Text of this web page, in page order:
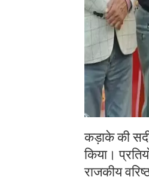
कड़ाके की
किया।
राजकीय